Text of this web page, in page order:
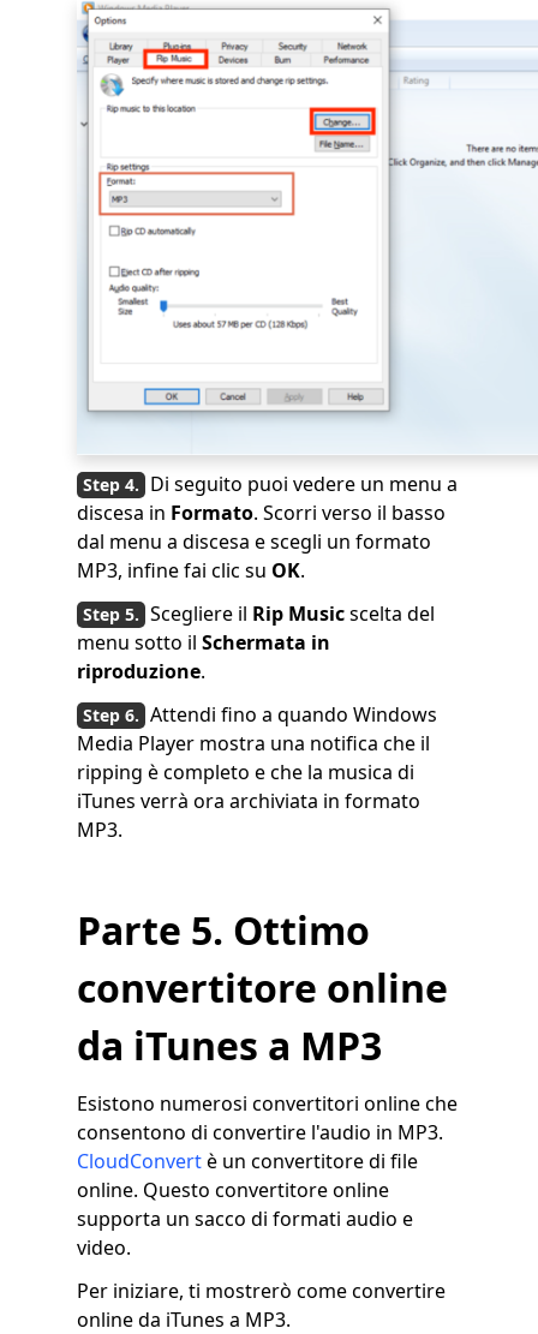
Di seguito puoi vedere un menu a
discesa in Formato. Scorri verso il basso
dal menu a discesa e scegli un formato
MP3, infine fai clic su OK.
Scegliere il Rip Musicscelta del
menu sotto il Schermata in
riproduzione.
Attendi fino a quando Windows
Media Player mostra una notifica che il
ripping è completo e che la musica di
iTunes verrà ora archiviata in formato
MP3.
Parte 5. Ottimo
convertitore online
da iTunes a MP3
Esistono numerosi convertitori online che
consentono di convertire l'audio in MP3.
CloudConvertè un convertitore di file
online. Questo convertitore online
supporta un sacco di formati audio e
video.
Per iniziare, ti mostrerò come convertire
online da iTunes a MP3.